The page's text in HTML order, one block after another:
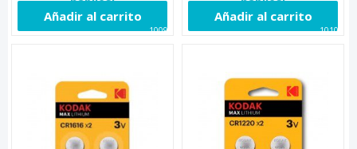
Añadir al carrito
10096
Añadir al carrito
10100